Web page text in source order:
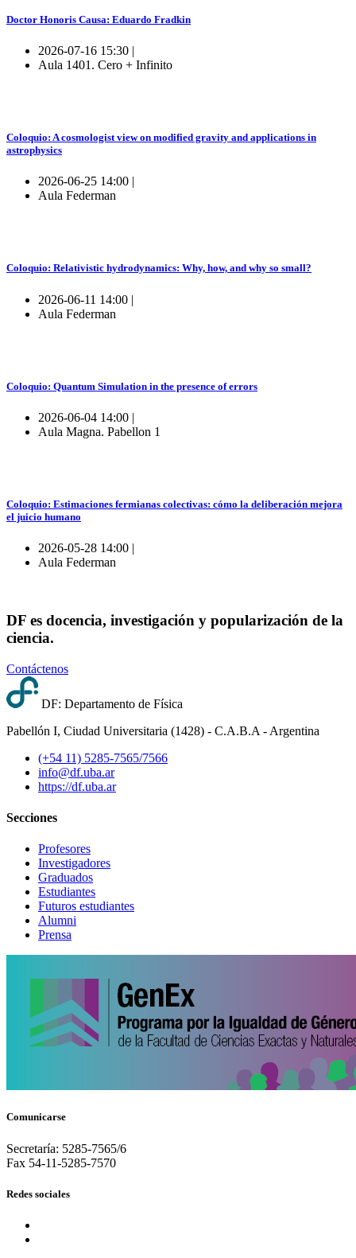
Doctor Honoris Causa: Eduardo Fradkin
2026-07-16 15:30 |
Aula 1401. Cero + Infinito
Coloquio: A cosmologist view on modified gravity and applications in
astrophysics
2026-06-25 14:00 |
Aula Federman
Coloquio: Relativistic hydrodynamics: Why, how, and why so small?
2026-06-11 14:00 |
Aula Federman
Coloquio: Quantum Simulation in the presence of errors
2026-06-04 14:00 |
Aula Magna. Pabellon 1
Coloquio: Estimaciones fermianas colectivas: cómo la deliberación mejora
el juicio humano
2026-05-28 14:00 |
Aula Federman
DF es docencia, investigación y popularización de la
ciencia.
Contáctenos
DF: Departamento de Física
Pabellón I, Ciudad Universitaria (1428) - C.A.B.A - Argentina
(+54 11) 5285-7565/7566
info@df.uba.ar
https://df.uba.ar
Secciones
Profesores
Investigadores
Graduados
Estudiantes
Futuros estudiantes
Alumni
Prensa
Comunicarse
Secretaría: 5285-7565/6
Fax 54-11-5285-7570
Redes sociales